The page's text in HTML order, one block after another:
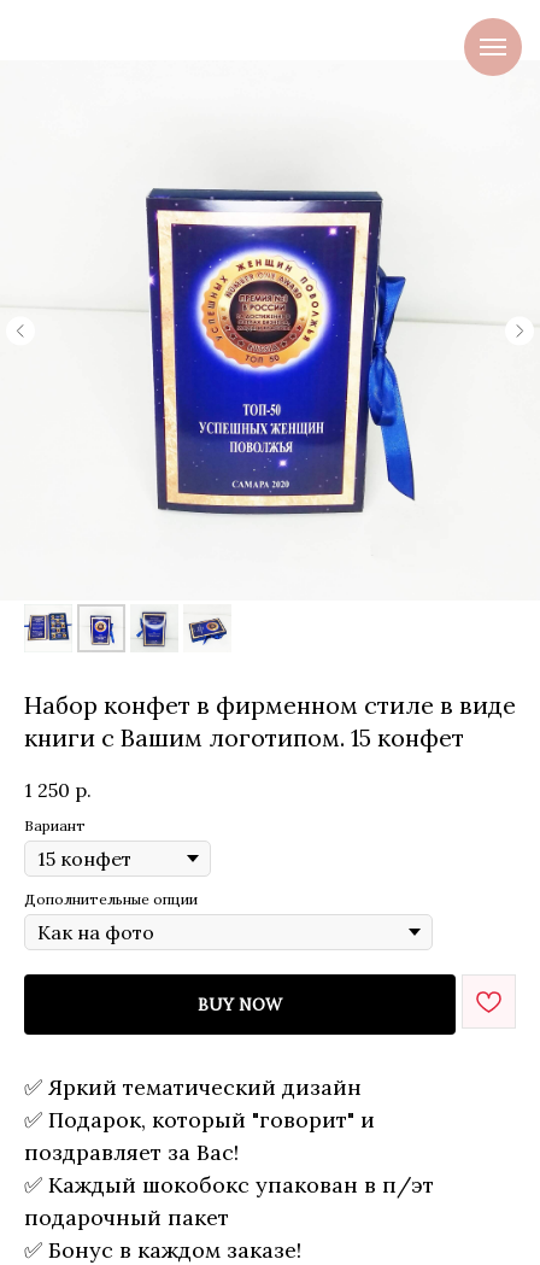
Набор конфет в фирменном стиле в виде
книги с Вашим логотипом. 15 конфет
1 250 р.
Вариант
Дополнительные опции
BUY NOW
✅ Яркий тематический дизайн
✅ Подарок, который "говорит" и
поздравляет за Вас!
✅ Каждый шокобокс упакован в п/эт
подарочный пакет
✅ Бонус в каждом заказе!